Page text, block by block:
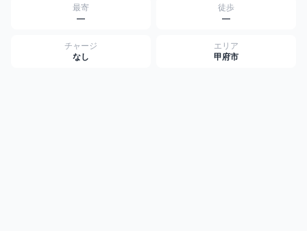
最寄
—
徒歩
—
チャージ
なし
エリア
甲府市